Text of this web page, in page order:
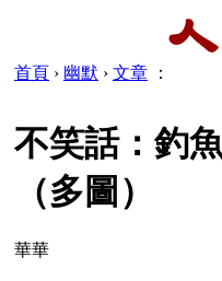
首頁 › 幽默 › 文章 ：
不笑話：釣
（多圖）
華華